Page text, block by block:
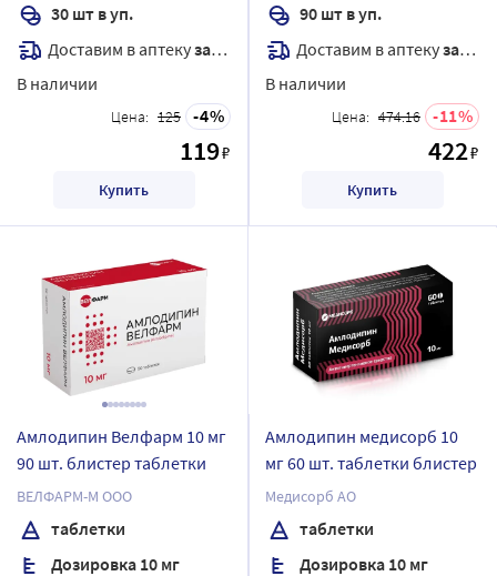
30 шт в уп.
Доставим в аптекузавтра
В наличии
Цена: 125 4
119₽
Купить
90 шт в уп.
Доставим в аптекузавтра
В наличии
Цена: 474.16 11
422₽
Купить
Амлодипин Велфарм 10 мг
90 шт. блистер таблетки
ВЕЛФАРМ-М ООО
таблетки
Дозировка 10 мг
Амлодипин медисорб 10
мг 60 шт. таблетки блистер
Медисорб АО
таблетки
Дозировка 10 мг